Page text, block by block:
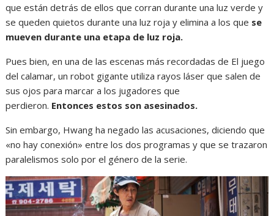
que están detrás de ellos que corran durante una luz verde y
se queden quietos durante una luz roja y elimina a los que se
mueven durante una etapa de luz roja.
Pues bien, en una de las escenas más recordadas de El juego
del calamar, un robot gigante utiliza rayos láser que salen de
sus ojos para marcar a los jugadores que
perdieron. Entonces estos son asesinados.
Sin embargo, Hwang ha negado las acusaciones, diciendo que
«no hay conexión» entre los dos programas y que se trazaron
paralelismos solo por el género de la serie.